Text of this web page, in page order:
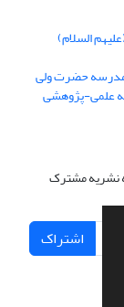
السلام)
هیئت تحریریه در تاریخ 1402/8/22 در مدرسه حضرت ولی
علمی-پژوهشی
نشریه مشترک
اشتراک